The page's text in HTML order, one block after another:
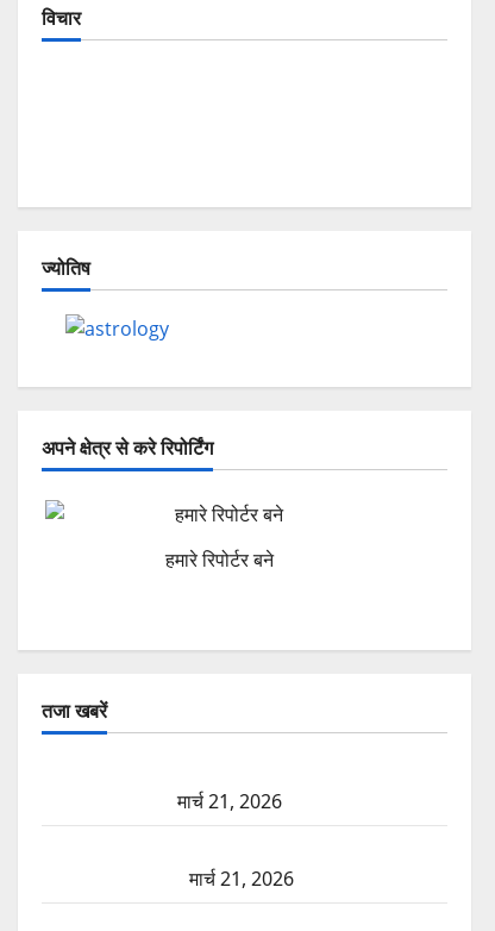
विचार
ज्योतिष
अपने क्षेत्र से करे रिपोर्टिंग
हमारे रिपोर्टर बने
तजा खबरें
मार्च 21, 2026
मार्च 21, 2026